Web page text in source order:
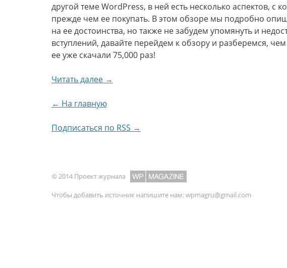
другой теме WordPress, в ней есть несколько аспектов, с
прежде чем ее покупать. В этом обзоре мы подробно
на ее достоинства, но также не забудем упомянуть и
вступлений, давайте перейдем к обзору и разберемся,
ее уже скачали 75,000 раз!
Читать далее →
← На главную
Подписаться по RSS →
© 2014 Проект журнала
Чтобы добавить источник напишите нам:wpmagru@gmail.com